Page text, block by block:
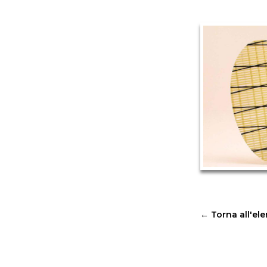
← Torna